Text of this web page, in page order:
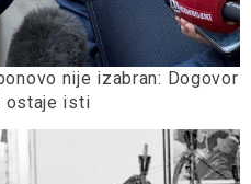
nije izabran: Dogovor
ostaje isti